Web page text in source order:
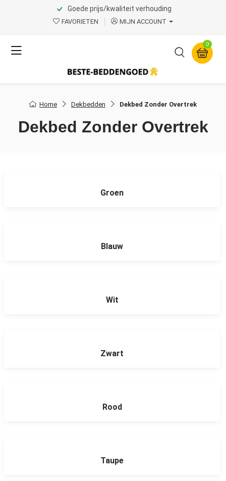
Goede prijs/kwaliteit verhouding
FAVORIETEN MIJN ACCOUNT
0
Home Dekbedden Dekbed Zonder Overtrek
Dekbed Zonder Overtrek
Groen
Blauw
Wit
Zwart
Rood
Taupe